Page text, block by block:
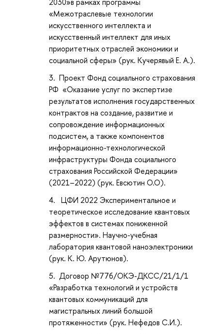
2030»в рамках программы
«Межотраслевые технологии
искусственного интеллекта и
искусственный интеллект для иных
приоритетных отраслей экономики и
социальной сферы» (рук. Кучерявый Е. А.).
Проект Фонд социального страхования
РФ «Оказание услуг по экспертизе
результатов исполнения государственных
контрактов на создание, развитие и
сопровождение информационных
подсистем, а также компонентов
информационно-технологической
инфраструктуры Фонда социального
страхования Российской Федерации»
(2021–2022) (рук. Евсютин О.О).
ЦФИ 2022 Экспериментальное и
теоретическое исследование квантовых
эффектов в системах пониженной
размерности». Научно-учебная
лаборатория квантовой наноэлектроники
(рук. К. Ю. Арутюнов).
Договор №776/ОКЭ-ДКСС/21/1/1
«Разработка технологий и устройств
квантовых коммуникаций для
магистральных линий большой
протяженности» (рук. Нефедов С.И.).